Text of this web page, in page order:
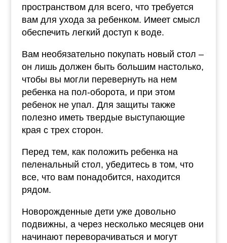
пространством для всего, что требуется
вам для ухода за ребенком. Имеет смысл
обеспечить легкий доступ к воде.
Вам необязательно покупать новый стол –
он лишь должен быть большим настолько,
чтобы вы могли перевернуть на нем
ребенка на пол-оборота, и при этом
ребенок не упал. Для защиты также
полезно иметь твердые выступающие
края с трех сторон.
Перед тем, как положить ребенка на
пеленальный стол, убедитесь в том, что
все, что вам понадобится, находится
рядом.
Новорожденные дети уже довольно
подвижны, а через несколько месяцев они
начинают переворачиваться и могут